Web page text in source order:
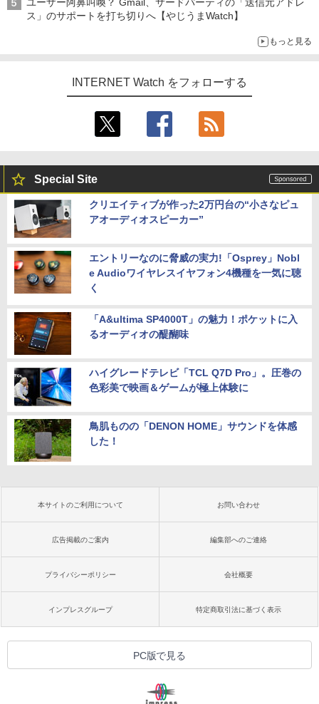
ス」のサポートを打ち切りへ【やじうまWatch】
もっと見る
INTERNET Watch をフォローする
Special Site
クリエイティブが作った2万円台の“小さなピュ
アオーディオスピーカー”
エントリーなのに脅威の実力!「Osprey」Nobl
e Audioワイヤレスイヤフォン4機種を一気に聴
く
「A&ultima SP4000T」の魅力！ポケットに入
るオーディオの醍醐味
ハイグレードテレビ「TCL Q7D Pro」。圧巻の
色彩美で映画＆ゲームが極上体験に
鳥肌ものの「DENON HOME」サウンドを体感
した！
本サイトのご利用について お問い合わせ
広告掲載のご案内 編集部へのご連絡
プライバシーポリシー 会社概要
インプレスグループ 特定商取引法に基づく表示
PC版で見る